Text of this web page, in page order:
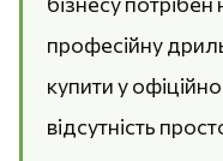
професійну
купити у
відсутність